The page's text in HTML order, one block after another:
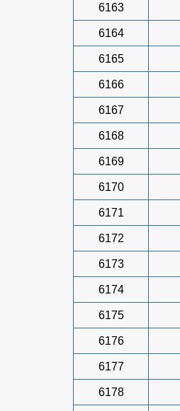
6163
6164
6165
6166
6167
6168
6169
6170
6171
6172
6173
6174
6175
6176
6177
6178